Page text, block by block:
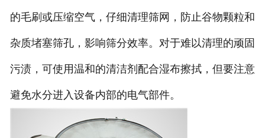
的毛刷或压缩空气，仔细清理筛网，防止谷物颗粒和
杂质堵塞筛孔，影响筛分效率。对于难以清理的顽固
污渍，可使用温和的清洁剂配合湿布擦拭，但要注意
避免水分进入设备内部的电气部件。